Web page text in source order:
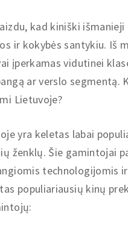
kad kiniški
ir kokybės santykiu. Iš
įperkamas vidutinei
ar verslo segmentą.
Lietuvoje?
yra keletas labai
ženklų. Šie gamintojai
technologijomis
populiariausių kinų